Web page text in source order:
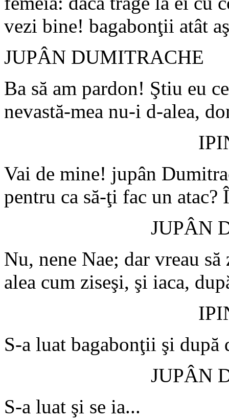
vezi bine! bagabonţii atât
JUPÂN DUMITRACHE
Ba să am pardon! Ştiu eu
nevastă-mea nu-i d-alea,
Vai de mine! jupân
pentru ca să-ţi fac un atac?
JUPÂN
Nu, nene Nae; dar vreau
alea cum ziseşi, şi iaca,
S-a luat bagabonţii şi după
JUPÂN
S-a luat şi se ia...